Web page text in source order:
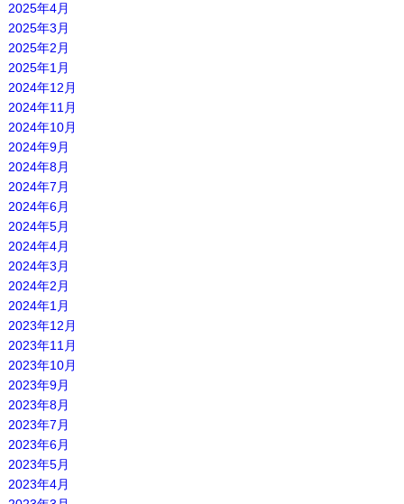
2025年4月
2025年3月
2025年2月
2025年1月
2024年12月
2024年11月
2024年10月
2024年9月
2024年8月
2024年7月
2024年6月
2024年5月
2024年4月
2024年3月
2024年2月
2024年1月
2023年12月
2023年11月
2023年10月
2023年9月
2023年8月
2023年7月
2023年6月
2023年5月
2023年4月